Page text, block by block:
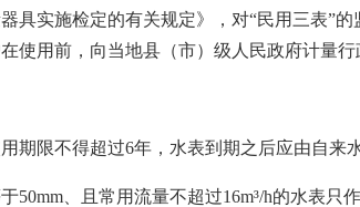
具实施检定的有关规定》，对“民用三表”
使用前，向当地县（市）级人民政府计量
期限不得超过6年，水表到期之后应由自来
50mm、且常用流量不超过16m³/h的水表